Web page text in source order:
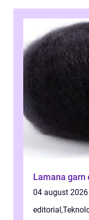
Lamana garn
04 august 2026
editorial,